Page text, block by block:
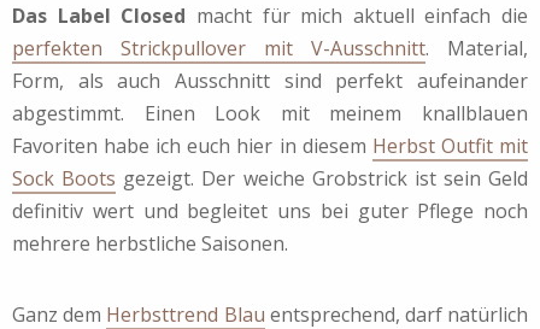
Das Label Closed macht für mich aktuell einfach die
perfekten Strickpullover mit V-Ausschnitt. Material,
Form, als auch Ausschnitt sind perfekt aufeinander
abgestimmt. Einen Look mit meinem knallblauen
Favoriten habe ich euch hier in diesem Herbst Outfit mit
Sock Boots gezeigt. Der weiche Grobstrick ist sein Geld
definitiv wert und begleitet uns bei guter Pflege noch
mehrere herbstliche Saisonen.
Ganz dem Herbsttrend Blau entsprechend, darf natürlich